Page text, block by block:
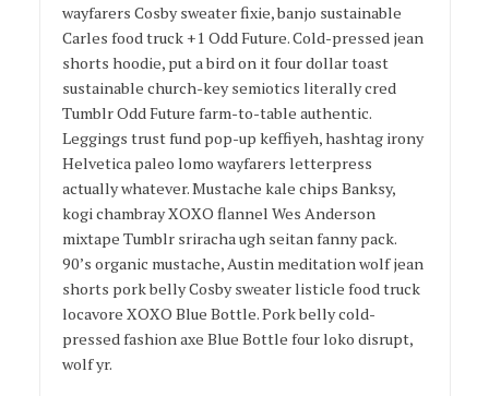
wayfarers Cosby sweater fixie, banjo sustainable
Carles food truck +1 Odd Future. Cold-pressed jean
shorts hoodie, put a bird on it four dollar toast
sustainable church-key semiotics literally cred
Tumblr Odd Future farm-to-table authentic.
Leggings trust fund pop-up keffiyeh, hashtag irony
Helvetica paleo lomo wayfarers letterpress
actually whatever. Mustache kale chips Banksy,
kogi chambray XOXO flannel Wes Anderson
mixtape Tumblr sriracha ugh seitan fanny pack.
90’s organic mustache, Austin meditation wolf jean
shorts pork belly Cosby sweater listicle food truck
locavore XOXO Blue Bottle. Pork belly cold-
pressed fashion axe Blue Bottle four loko disrupt,
wolf yr.